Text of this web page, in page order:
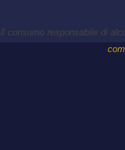
ll consumo responsabile di